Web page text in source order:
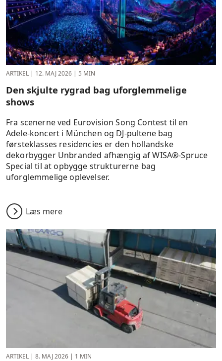
ARTIKEL | 12. MAJ 2026 | 5 MIN
Den skjulte rygrad bag uforglemmelige
shows
Fra scenerne ved Eurovision Song Contest til en
Adele‑koncert i München og DJ‑pultene bag
førsteklasses residencies er den hollandske
dekorbygger Unbranded afhængig af WISA®‑Spruce
Special til at opbygge strukturerne bag
uforglemmelige oplevelser.
Læs mere
ARTIKEL | 8. MAJ 2026 | 1 MIN